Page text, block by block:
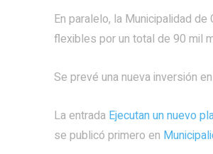
En paralelo, la Municipalidad
flexibles por un total de 90 mil
Se prevé una nueva inversión
La entrada Ejecutan un nuevo
se publicó primero en